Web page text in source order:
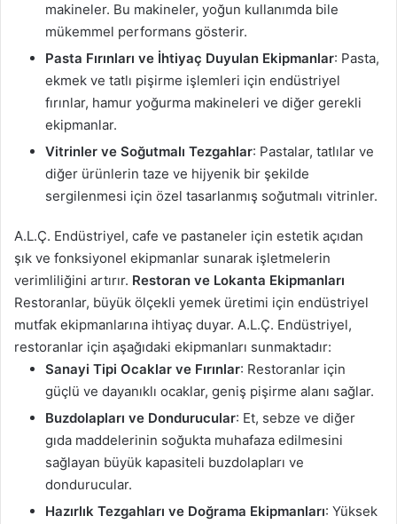
makineler. Bu makineler, yoğun kullanımda bile
mükemmel performans gösterir.
Pasta Fırınları ve İhtiyaç Duyulan Ekipmanlar: Pasta,
ekmek ve tatlı pişirme işlemleri için endüstriyel
fırınlar, hamur yoğurma makineleri ve diğer gerekli
ekipmanlar.
Vitrinler ve Soğutmalı Tezgahlar: Pastalar, tatlılar ve
diğer ürünlerin taze ve hijyenik bir şekilde
sergilenmesi için özel tasarlanmış soğutmalı vitrinler.
A.L.Ç. Endüstriyel, cafe ve pastaneler için estetik açıdan
şık ve fonksiyonel ekipmanlar sunarak işletmelerin
verimliliğini artırır. Restoran ve Lokanta Ekipmanları
Restoranlar, büyük ölçekli yemek üretimi için endüstriyel
mutfak ekipmanlarına ihtiyaç duyar. A.L.Ç. Endüstriyel,
restoranlar için aşağıdaki ekipmanları sunmaktadır:
Sanayi Tipi Ocaklar ve Fırınlar: Restoranlar için
güçlü ve dayanıklı ocaklar, geniş pişirme alanı sağlar.
Buzdolapları ve Dondurucular: Et, sebze ve diğer
gıda maddelerinin soğukta muhafaza edilmesini
sağlayan büyük kapasiteli buzdolapları ve
dondurucular.
Hazırlık Tezgahları ve Doğrama Ekipmanları: Yüksek